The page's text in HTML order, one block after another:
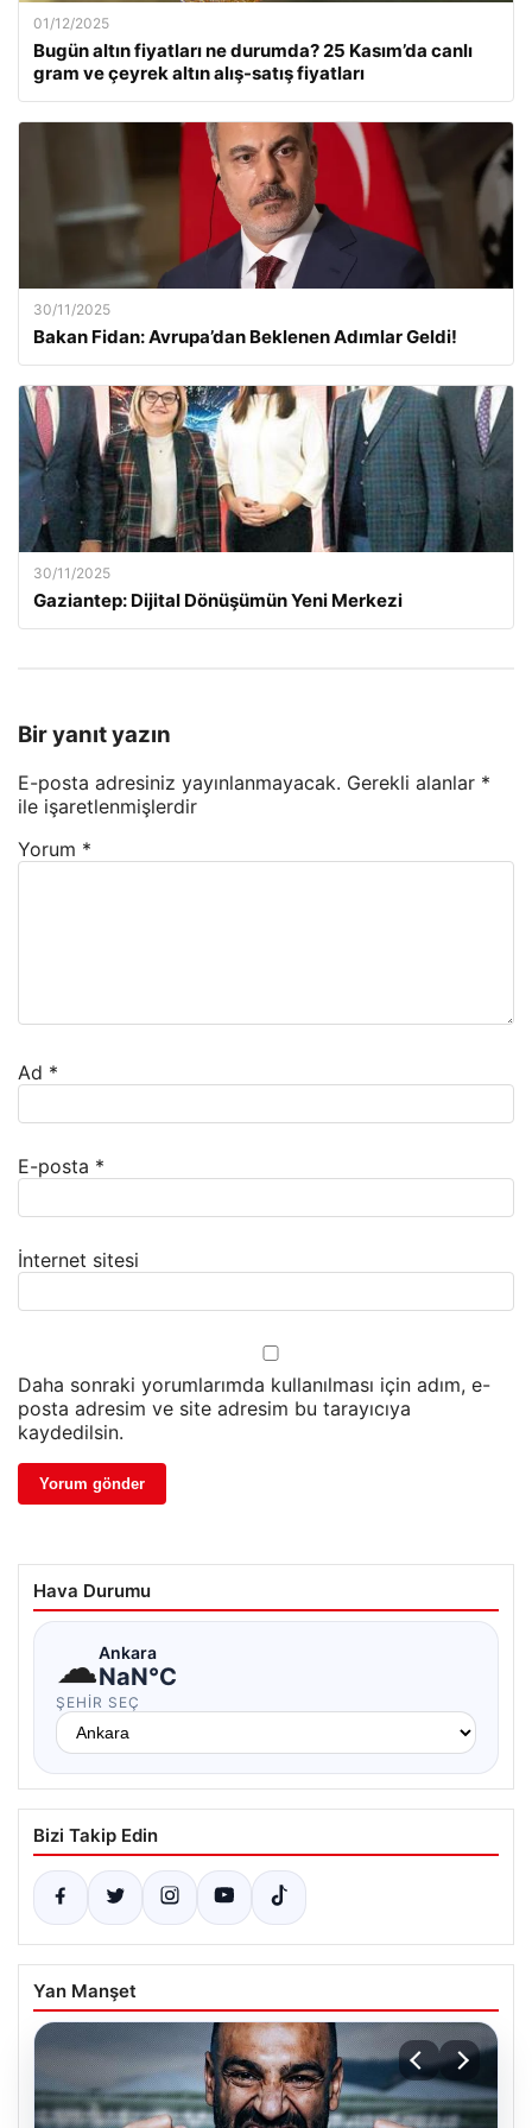
01/12/2025
Bugün altın fiyatları ne durumda? 25 Kasım’da canlı
gram ve çeyrek altın alış-satış fiyatları
30/11/2025
Bakan Fidan: Avrupa’dan Beklenen Adımlar Geldi!
30/11/2025
Gaziantep: Dijital Dönüşümün Yeni Merkezi
Bir yanıt yazın
E-posta adresiniz yayınlanmayacak. Gerekli alanlar *
ile işaretlenmişlerdir
Yorum *
Ad *
E-posta *
İnternet sitesi
Daha sonraki yorumlarımda kullanılması için adım, e-
posta adresim ve site adresim bu tarayıcıya
kaydedilsin.
Hava Durumu
☁Ankara
NaN°C
ŞEHIR SEÇ
Bizi Takip Edin
Yan Manşet